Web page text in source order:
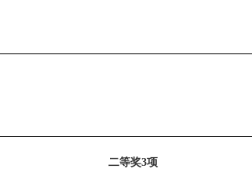
二等奖3项